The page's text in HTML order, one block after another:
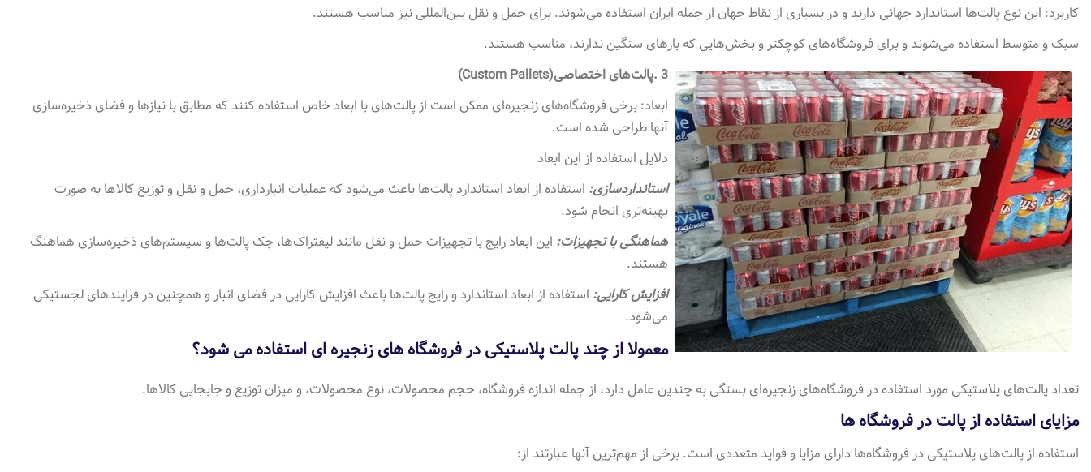
کاربرد: این نوع پالت‌ها استاندارد جهانی دارند و در بسیاری از نقاط جهان از جمله ایران استفاده می‌شوند. برای حمل و نقل بین‌المللی نیز مناسب هستند.
سبک و متوسط استفاده می‌شوند و برای فروشگاه‌های کوچکتر و بخش‌هایی که بارهای سنگین ندارند، مناسب هستند.
3
.پالت‌های اختصاصی(Custom Pallets)
ابعاد: برخی فروشگاه‌های زنجیره‌ای ممکن است از پالت‌های با ابعاد خاص استفاده کنند که مطابق با نیازها و فضای ذخیره‌سازی
آنها طراحی شده است.
دلایل استفاده از این ابعاد
استانداردسازی: استفاده از ابعاد استاندارد پالت‌ها باعث می‌شود که عملیات انبارداری، حمل و نقل و توزیع کالاها به صورت
بهینه‌تری انجام شود.
هماهنگی با تجهیزات: این ابعاد رایج با تجهیزات حمل و نقل مانند لیفتراک‌ها، جک پالت‌ها و سیستم‌های ذخیره‌سازی هماهنگ
هستند.
افزایش کارایی: استفاده از ابعاد استاندارد و رایج پالت‌ها باعث افزایش کارایی در فضای انبار و همچنین در فرایندهای لجستیکی
می‌شود.
معمولا از چند پالت پلاستیکی در فروشگاه های زنجیره ای استفاده می شود؟
تعداد پالت‌های پلاستیکی مورد استفاده در فروشگاه‌های زنجیره‌ای بستگی به چندین عامل دارد، از جمله اندازه فروشگاه، حجم محصولات، نوع محصولات، و میزان توزیع و جابجایی کالاها.
مزایای استفاده از پالت در فروشگاه ها
استفاده از پالت‌های پلاستیکی در فروشگاه‌ها دارای مزایا و فواید متعددی است. برخی از مهم‌ترین آنها عبارتند از: